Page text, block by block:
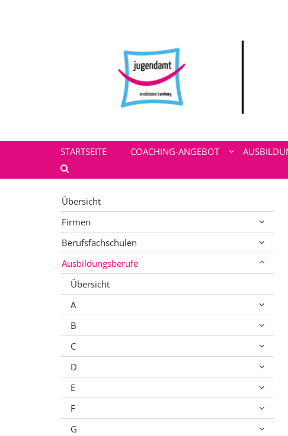
STARTSEITE COACHING-ANGEBOT
Übersicht
Firmen
Berufsfachschulen
Ausbildungsberufe
Übersicht
A
B
C
D
E
F
G